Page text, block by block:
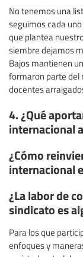
No tenemos una
seguimos cada
que plantea
siembre dejamos
Bajos mantienen
formaron parte del
docentes
4. ¿Qué
internacional
¿Cómo
internacional
¿La labor de
sindicato es
Para los que
enfoques y